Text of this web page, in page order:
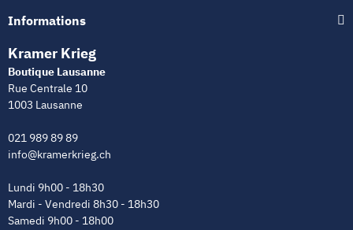
Informations
Kramer Krieg
Boutique Lausanne
Rue Centrale 10
1003 Lausanne
021 989 89 89
info@kramerkrieg.ch
Lundi 9h00 - 18h30
Mardi - Vendredi 8h30 - 18h30
Samedi 9h00 - 18h00